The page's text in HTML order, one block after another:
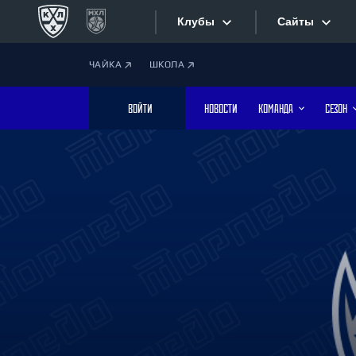
Клубы
Дивизион Боброва
Лада
Сайты
Фотобанк
ЧАЙКА ШКОЛА
ВОЙТИ НОВОСТИ КОМАНДА СЕЗОН